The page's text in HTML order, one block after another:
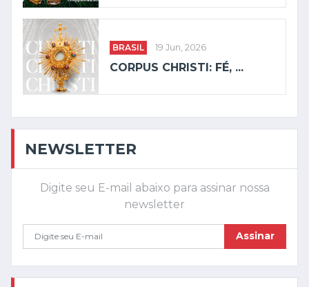
BRASIL 19 Jun, 2026
CORPUS CHRISTI: FÉ, ...
NEWSLETTER
Digite seu E-mail abaixo para assinar nossa
newsletter
Assinar